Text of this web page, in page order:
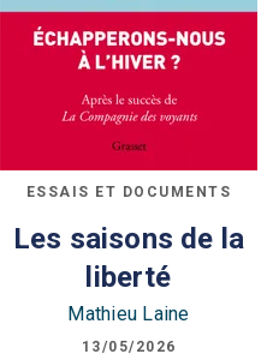
ESSAIS ET DOCUMENTS
Les saisons de la
liberté
Mathieu Laine
13/05/2026